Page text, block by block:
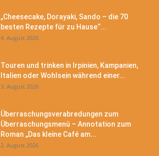
„Cheesecake, Dorayaki, Sando – die 70
besten Rezepte für zu Hause“...
4. August 2026
Touren und trinken in Irpinien, Kampanien,
Italien oder Wohlsein während einer...
3. August 2026
Überraschungsverabredungen zum
Überraschungsmenü – Annotation zum
Roman „Das kleine Café am...
2. August 2026